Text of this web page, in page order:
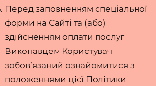
Перед заповненням спеціальної
форми на Сайті та (або)
здійсненням оплати послуг
Виконавцем Користувач
зобов’язаний ознайомитися з
положеннями цієї Політики